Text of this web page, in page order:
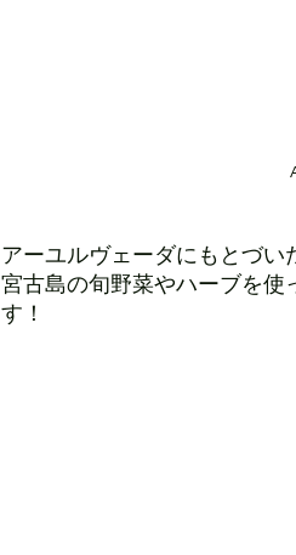
アーユルヴェーダにもとづ
宮古島の旬野菜やハーブを使
す！